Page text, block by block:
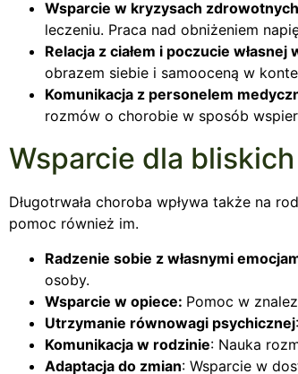
Wsparcie w kryzysach zdrowotnych
leczeniu. Praca nad obniżeniem
Relacja z ciałem i poczucie własnej
obrazem siebie i samooceną w
Komunikacja z personelem
rozmów o chorobie w sposób
Wsparcie dla
Długotrwała choroba wpływa także na
pomoc również im.
Radzenie sobie z własnymi
osoby.
Wsparcie w opiece: Pomoc w
Utrzymanie równowagi psychicznej
Komunikacja w rodzinie: Nauka
Adaptacja do zmian: Wsparcie w